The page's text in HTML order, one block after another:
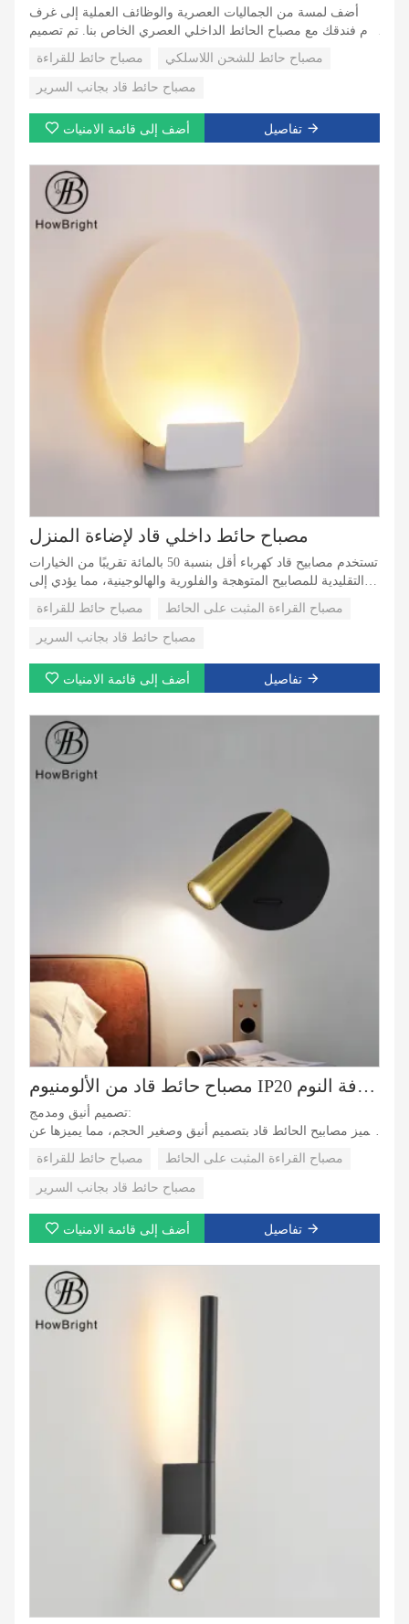
أضف لمسة من الجماليات العصرية والوظائف العملية إلى غرف
نوم فندقك مع مصباح الحائط الداخلي العصري الخاص بنا. تم تصميم
الرأس، ويوفر حل إضاءة ممتازًا لضيوفك، مما يضمن الراحة
والرفاهية.
مصباح حائط للقراءة مصباح حائط للشحن اللاسلكي
مصباح حائط قاد بجانب السرير
أضف إلى قائمة الامنيات تفاصيل
مصباح حائط داخلي قاد لإضاءة المنزل
تستخدم مصابيح قاد كهرباء أقل بنسبة 50 بالمائة تقريبًا من الخيارات
التقليدية للمصابيح المتوهجة والفلورية والهالوجينية، مما يؤدي إلى
أضواء تعمل لفترات طويلة
مصباح حائط للقراءة مصباح القراءة المثبت على الحائط
مصباح حائط قاد بجانب السرير
أضف إلى قائمة الامنيات تفاصيل
مصباح حائط قاد من الألومنيوم IP20 دائري أسود ذهبي ضوء ليلي كشاف ممر بجانب السرير مصباح قراءة لغرفة النوم
تصميم أنيق ومدمج:
تتميز مصابيح الحائط قاد بتصميم أنيق وصغير الحجم، مما يميزها عن
مصباح حائط للقراءة مصباح القراءة المثبت على الحائط
مصباح حائط قاد بجانب السرير
أضف إلى قائمة الامنيات تفاصيل